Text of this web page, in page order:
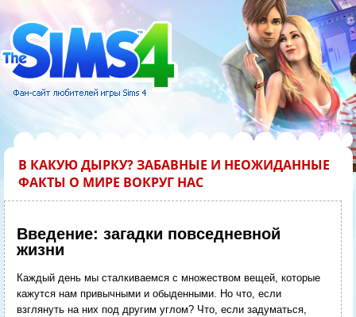
В КАКУЮ ДЫРКУ? ЗАБАВНЫЕ И НЕОЖИДАННЫЕ
ФАКТЫ О МИРЕ ВОКРУГ НАС
Введение: загадки повседневной
жизни
Каждый день мы сталкиваемся с множеством вещей, которые
кажутся нам привычными и обыденными. Но что, если
взглянуть на них под другим углом? Что, если задуматься,